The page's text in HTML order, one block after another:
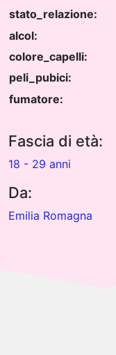
stato_relazione:
alcol:
colore_capelli:
peli_pubici:
fumatore:
Fascia di età:
18 - 29 anni
Da:
Emilia Romagna